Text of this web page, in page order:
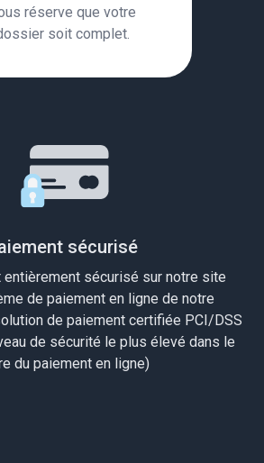
réserve que votre
soit complet.
sécurisé
sécurisé sur notre site
de paiement en ligne de notre
de paiement certifiée PCI/DSS
de sécurité le plus élevé dans le
du paiement en ligne)